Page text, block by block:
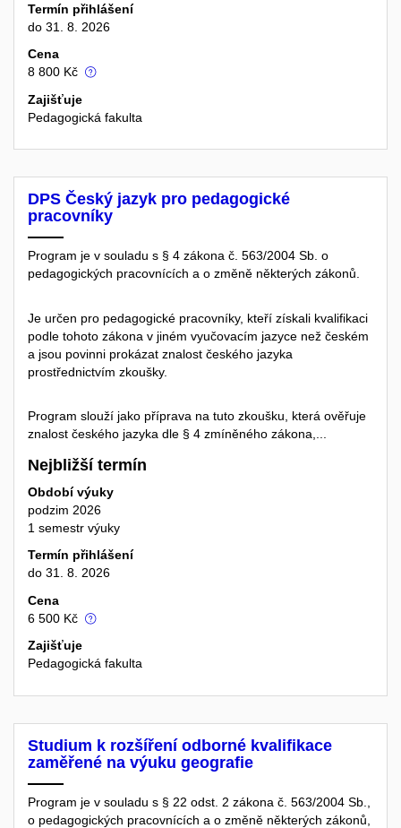
Termín přihlášení
do 31. 8. 2026
Cena
8 800 Kč
Zajišťuje
Pedagogická fakulta
DPS Český jazyk pro pedagogické
pracovníky
Program je v souladu s § 4 zákona č. 563/2004 Sb. o
pedagogických pracovnících a o změně některých zákonů.
Je určen pro pedagogické pracovníky, kteří získali kvalifikaci
podle tohoto zákona v jiném vyučovacím jazyce než českém
a jsou povinni prokázat znalost českého jazyka
prostřednictvím zkoušky.
Program slouží jako příprava na tuto zkoušku, která ověřuje
znalost českého jazyka dle § 4 zmíněného zákona,...
Nejbližší termín
Období výuky
podzim 2026
1 semestr výuky
Termín přihlášení
do 31. 8. 2026
Cena
6 500 Kč
Zajišťuje
Pedagogická fakulta
Studium k rozšíření odborné kvalifikace
zaměřené na výuku geografie
Program je v souladu s § 22 odst. 2 zákona č. 563/2004 Sb.,
o pedagogických pracovnících a o změně některých zákonů,